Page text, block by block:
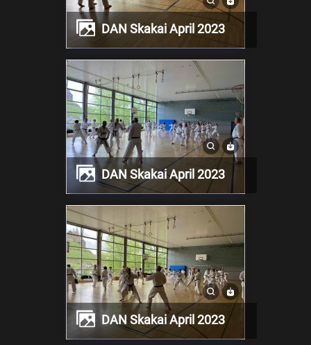
DAN Skakai April 2023
DAN Skakai April 2023
DAN Skakai April 2023